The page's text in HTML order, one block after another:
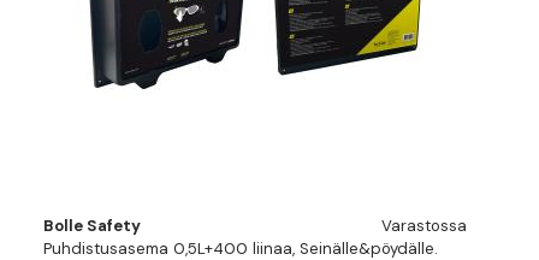
Bolle Safety
Varastossa
Puhdistusasema 0,5L+400 liinaa, Seinälle&pöydälle.